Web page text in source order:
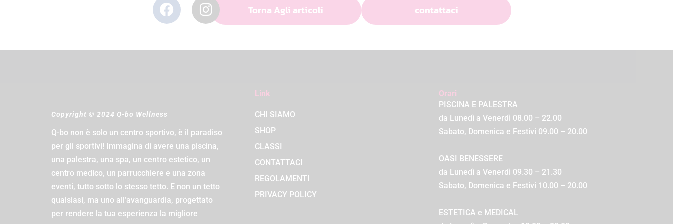
contattaci
Torna Agli articoli
Copyright © 2024 Q-bo Wellness
Q-bo non è solo un centro sportivo, è il paradiso
per gli sportivi! Immagina di avere una piscina,
una palestra, una spa, un centro estetico, un
centro medico, un parrucchiere e una zona
eventi, tutto sotto lo stesso tetto. E non un tetto
qualsiasi, ma uno all’avanguardia, progettato
per rendere la tua esperienza la migliore
Link
CHI SIAMO
SHOP
CLASSI
CONTATTACI
REGOLAMENTI
PRIVACY POLICY
Orari
PISCINA E PALESTRA
da Lunedì a Venerdì 08.00 – 22.00
Sabato, Domenica e Festivi 09.00 – 20.00
OASI BENESSERE
da Lunedì a Venerdì 09.30 – 21.30
Sabato, Domenica e Festivi 10.00 – 20.00
ESTETICA e MEDICAL